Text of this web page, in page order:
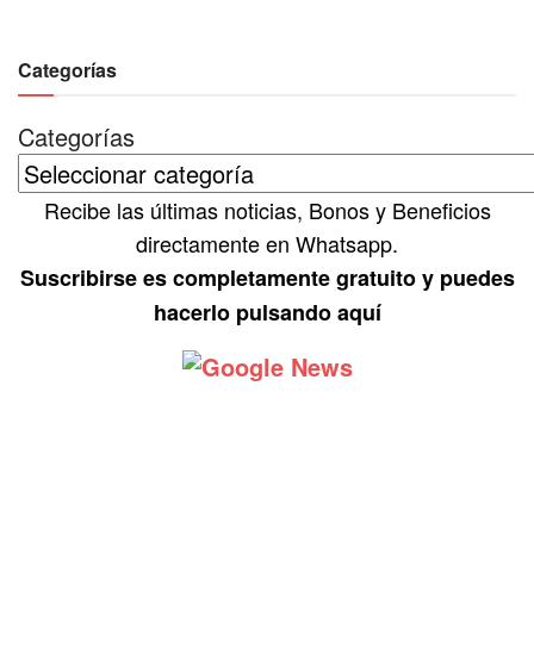
Categorías
Categorías
Recibe las últimas noticias, Bonos y Beneficios
directamente en Whatsapp.
Suscribirse es completamente gratuito y puedes
hacerlo pulsando aquí